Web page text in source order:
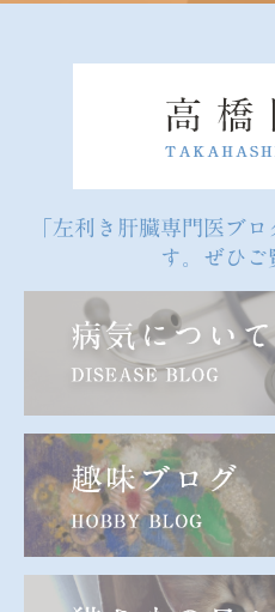
「左利き肝臓専門医ブ
す。ぜひご